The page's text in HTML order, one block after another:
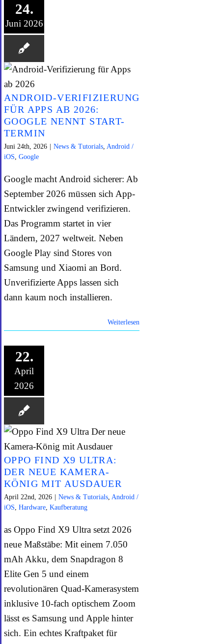
24.
Juni 2026
ANDROID-VERIFIZIERUNG
FÜR APPS AB 2026:
GOOGLE NENNT START-
TERMIN
Juni 24th, 2026 | News & Tutorials Android /
iOS Google
Google macht Android sicherer: Ab
September 2026 müssen sich App-
Entwickler zwingend verifizieren.
Das Programm startet in vier
Ländern, 2027 weltweit. Neben
Google Play sind Stores von
Samsung und Xiaomi an Bord.
Unverifizierte Apps lassen sich
dann kaum noch installieren.
Weiterlesen
22.
April
2026
OPPO FIND X9 ULTRA:
DER NEUE KAMERA-
KÖNIG MIT AUSDAUER
April 22nd, 2026 | News & Tutorials Android /
iOS Hardware Kaufberatung
as Oppo Find X9 Ultra setzt 2026
neue Maßstäbe: Mit einem 7.050
mAh Akku, dem Snapdragon 8
Elite Gen 5 und einem
revolutionären Quad-Kamerasystem
inklusive 10-fach optischem Zoom
lässt es Samsung und Apple hinter
sich. Ein echtes Kraftpaket für